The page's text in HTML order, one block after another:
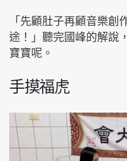
「先顧肚子再顧音樂創
途！」聽完國峰的解說
寶寶呢。
手摸福虎